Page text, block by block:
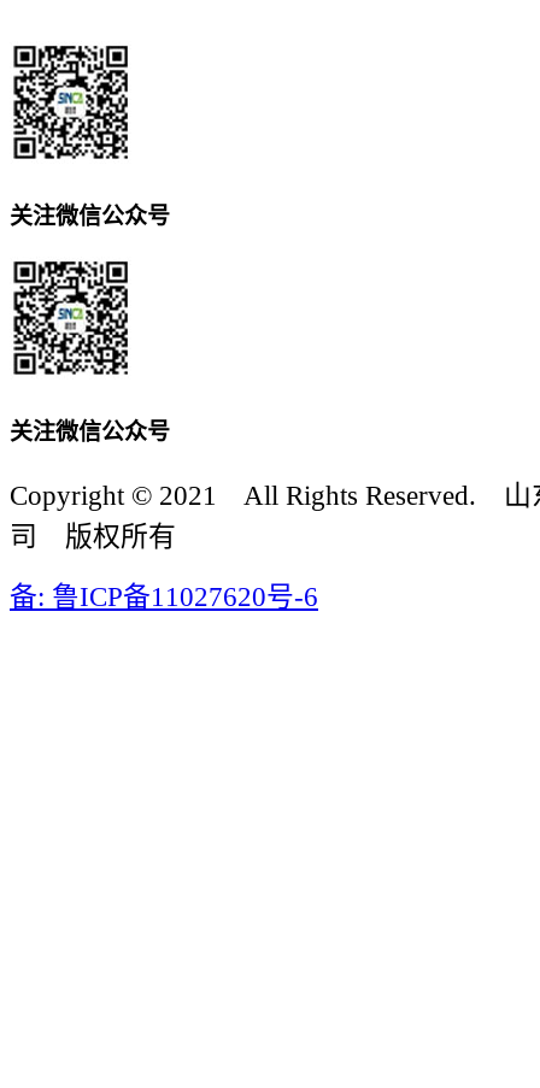
关注微信公众号
关注微信公众号
Copyright © 2021 All Rights Reserved. 山
司 版权所有
备: 鲁ICP备11027620号-6